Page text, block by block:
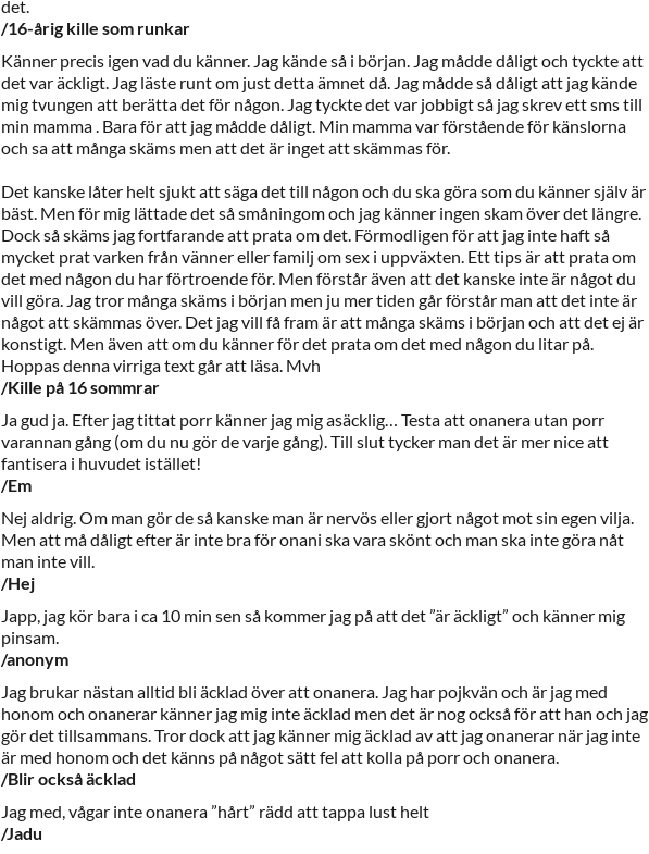
det.
/16-årig kille som runkar
Känner precis igen vad du känner. Jag kände så i början. Jag mådde dåligt och tyckte att
det var äckligt. Jag läste runt om just detta ämnet då. Jag mådde så dåligt att jag kände
mig tvungen att berätta det för någon. Jag tyckte det var jobbigt så jag skrev ett sms till
min mamma . Bara för att jag mådde dåligt. Min mamma var förstående för känslorna
och sa att många skäms men att det är inget att skämmas för.
Det kanske låter helt sjukt att säga det till någon och du ska göra som du känner själv är
bäst. Men för mig lättade det så småningom och jag känner ingen skam över det längre.
Dock så skäms jag fortfarande att prata om det. Förmodligen för att jag inte haft så
mycket prat varken från vänner eller familj om sex i uppväxten. Ett tips är att prata om
det med någon du har förtroende för. Men förstår även att det kanske inte är något du
vill göra. Jag tror många skäms i början men ju mer tiden går förstår man att det inte är
något att skämmas över. Det jag vill få fram är att många skäms i början och att det ej är
konstigt. Men även att om du känner för det prata om det med någon du litar på.
Hoppas denna virriga text går att läsa. Mvh
/Kille på 16 sommrar
Ja gud ja. Efter jag tittat porr känner jag mig asäcklig… Testa att onanera utan porr
varannan gång (om du nu gör de varje gång). Till slut tycker man det är mer nice att
fantisera i huvudet istället!
/Em
Nej aldrig. Om man gör de så kanske man är nervös eller gjort något mot sin egen vilja.
Men att må dåligt efter är inte bra för onani ska vara skönt och man ska inte göra nåt
man inte vill.
/Hej
Japp, jag kör bara i ca 10 min sen så kommer jag på att det ”är äckligt” och känner mig
pinsam.
/anonym
Jag brukar nästan alltid bli äcklad över att onanera. Jag har pojkvän och är jag med
honom och onanerar känner jag mig inte äcklad men det är nog också för att han och jag
gör det tillsammans. Tror dock att jag känner mig äcklad av att jag onanerar när jag inte
är med honom och det känns på något sätt fel att kolla på porr och onanera.
/Blir också äcklad
Jag med, vågar inte onanera ”hårt” rädd att tappa lust helt
/Jadu